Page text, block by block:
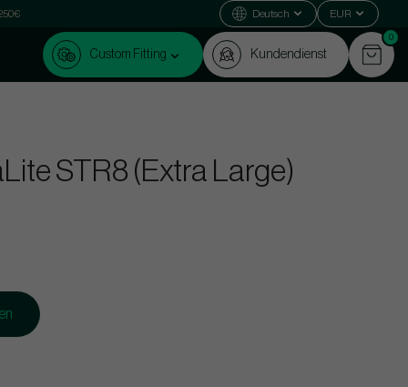
Deutsch EUR
Custom Fitting Kundendienst
0
STR8 (Extra Large)